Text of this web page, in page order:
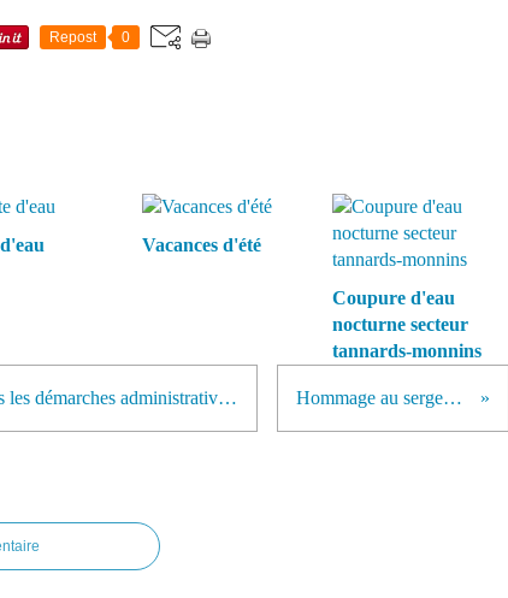
Repost 0
Vacances d'été
Coupure d'eau
nocturne secteur
tannards-monnins
Se faire accompagner dans les démarches administratives, c'est possible Hommage au sergent Issartel